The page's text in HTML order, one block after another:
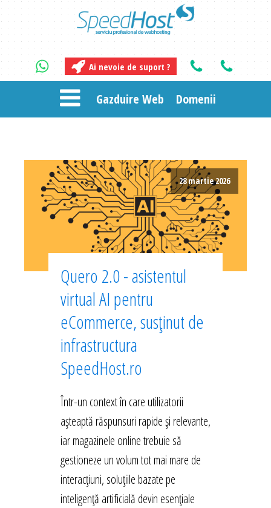
Ai nevoie de suport ?
Gazduire Web Domenii
28 martie 2026
Quero 2.0 - asistentul
virtual AI pentru
eCommerce, susținut de
infrastructura
SpeedHost.ro
Într-un context în care utilizatorii
așteaptă răspunsuri rapide și relevante,
iar magazinele online trebuie să
gestioneze un volum tot mai mare de
interacțiuni, soluțiile bazate pe
inteligență artificială devin esențiale